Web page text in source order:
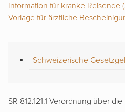
Information für kranke Reisende
Vorlage für ärztliche
Schweizerische
SR 812.121.1 Verordnung über